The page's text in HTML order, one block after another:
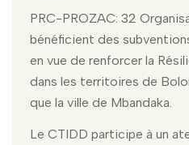
PRC-PROZAC: 32
bénéficient des
en vue de renforcer la
dans les territoires de
que la ville de Mbandaka.
Le CTIDD participe à un